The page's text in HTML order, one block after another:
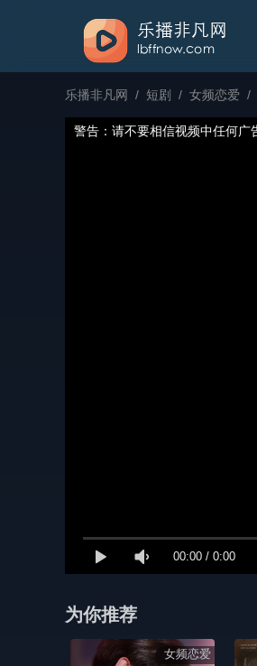
乐播非凡网 / 短剧 / 女频恋爱 /
00:00 / 0:00
警告：请不要相信视频中任何广
为你推荐
女频恋爱